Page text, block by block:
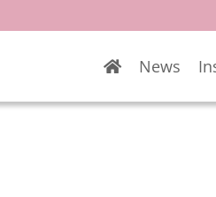
News